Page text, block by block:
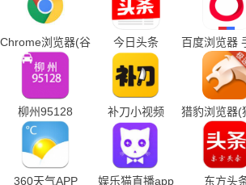
Chrome浏览器(谷歌浏览器手机下载)
今日头条 百度浏览器
柳州95128 补刀小视频 猎豹浏览器(
360天气APP 娱乐猫直播app 东方头